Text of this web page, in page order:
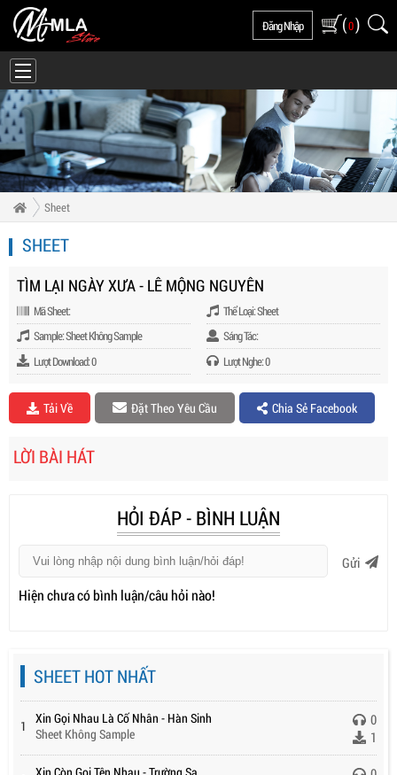
Đăng Nhập (0)
Sheet
SHEET
TÌM LẠI NGÀY XƯA - LÊ MỘNG NGUYÊN
Mã Sheet:
Thể Loại: Sheet
Sample: Sheet Không Sample
Sáng Tác:
Lượt Download: 0
Lượt Nghe: 0
Tải Về Đặt Theo Yêu Cầu Chia Sẻ Facebook
LỜI BÀI HÁT
HỎI ĐÁP - BÌNH LUẬN
Gửi
Hiện chưa có bình luận/câu hỏi nào!
SHEET HOT NHẤT
1
Xin Gọi Nhau Là Cố Nhân - Hàn Sinh
Sheet Không Sample
0
1